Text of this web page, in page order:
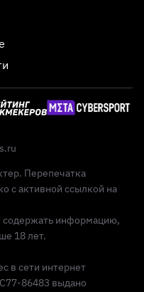
Перепечатка
с активной ссылкой на
содержать информацию,
18 лет.
в сети интернет
86483 выдано